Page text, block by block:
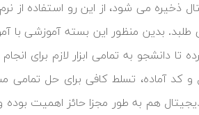
می شود، از این رو استفاده از نرم
طلبد. بدین منظور این بسته آموزشی با
دانشجو به تمامی ابزار لازم برای انجام
کد آماده، تسلط کافی برای حل تمامی
هم به طور مجزا حائز اهمیت